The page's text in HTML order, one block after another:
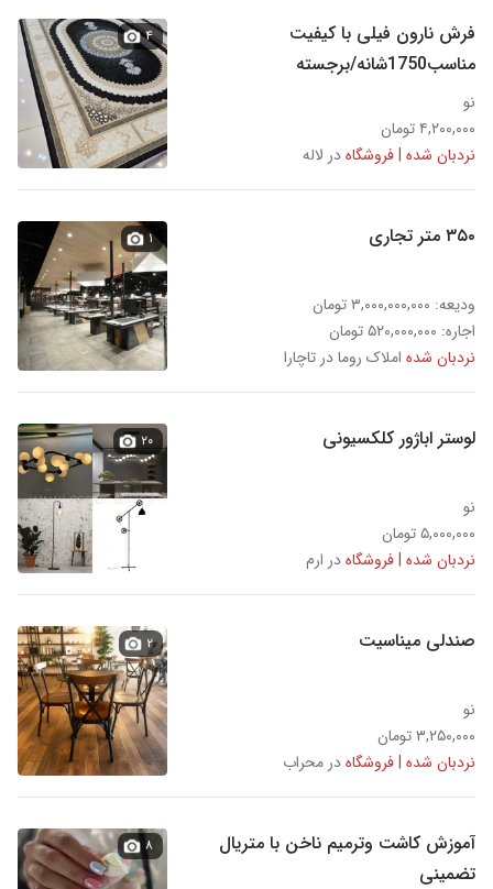
فرش نارون فیلی با کیفیت
مناسب1750شانه/برجسته
نو
۴,۲۰۰,۰۰۰ تومان
نردبان شده | فروشگاهدر لاله
۴
۳۵۰ متر تجاری
ودیعه: ۳,۰۰۰,۰۰۰,۰۰۰ تومان
اجاره: ۵۲۰,۰۰۰,۰۰۰ تومان
نردبان شده املاک روما در تاچارا
۱
لوستر اباژور کلکسیونی
نو
۵,۰۰۰,۰۰۰ تومان
نردبان شده | فروشگاهدر ارم
۲۰
صندلی میناسیت
نو
۳,۲۵۰,۰۰۰ تومان
نردبان شده | فروشگاهدر محراب
۲
آموزش کاشت و‌ترمیم ناخن با متریال
تضمینی
۸